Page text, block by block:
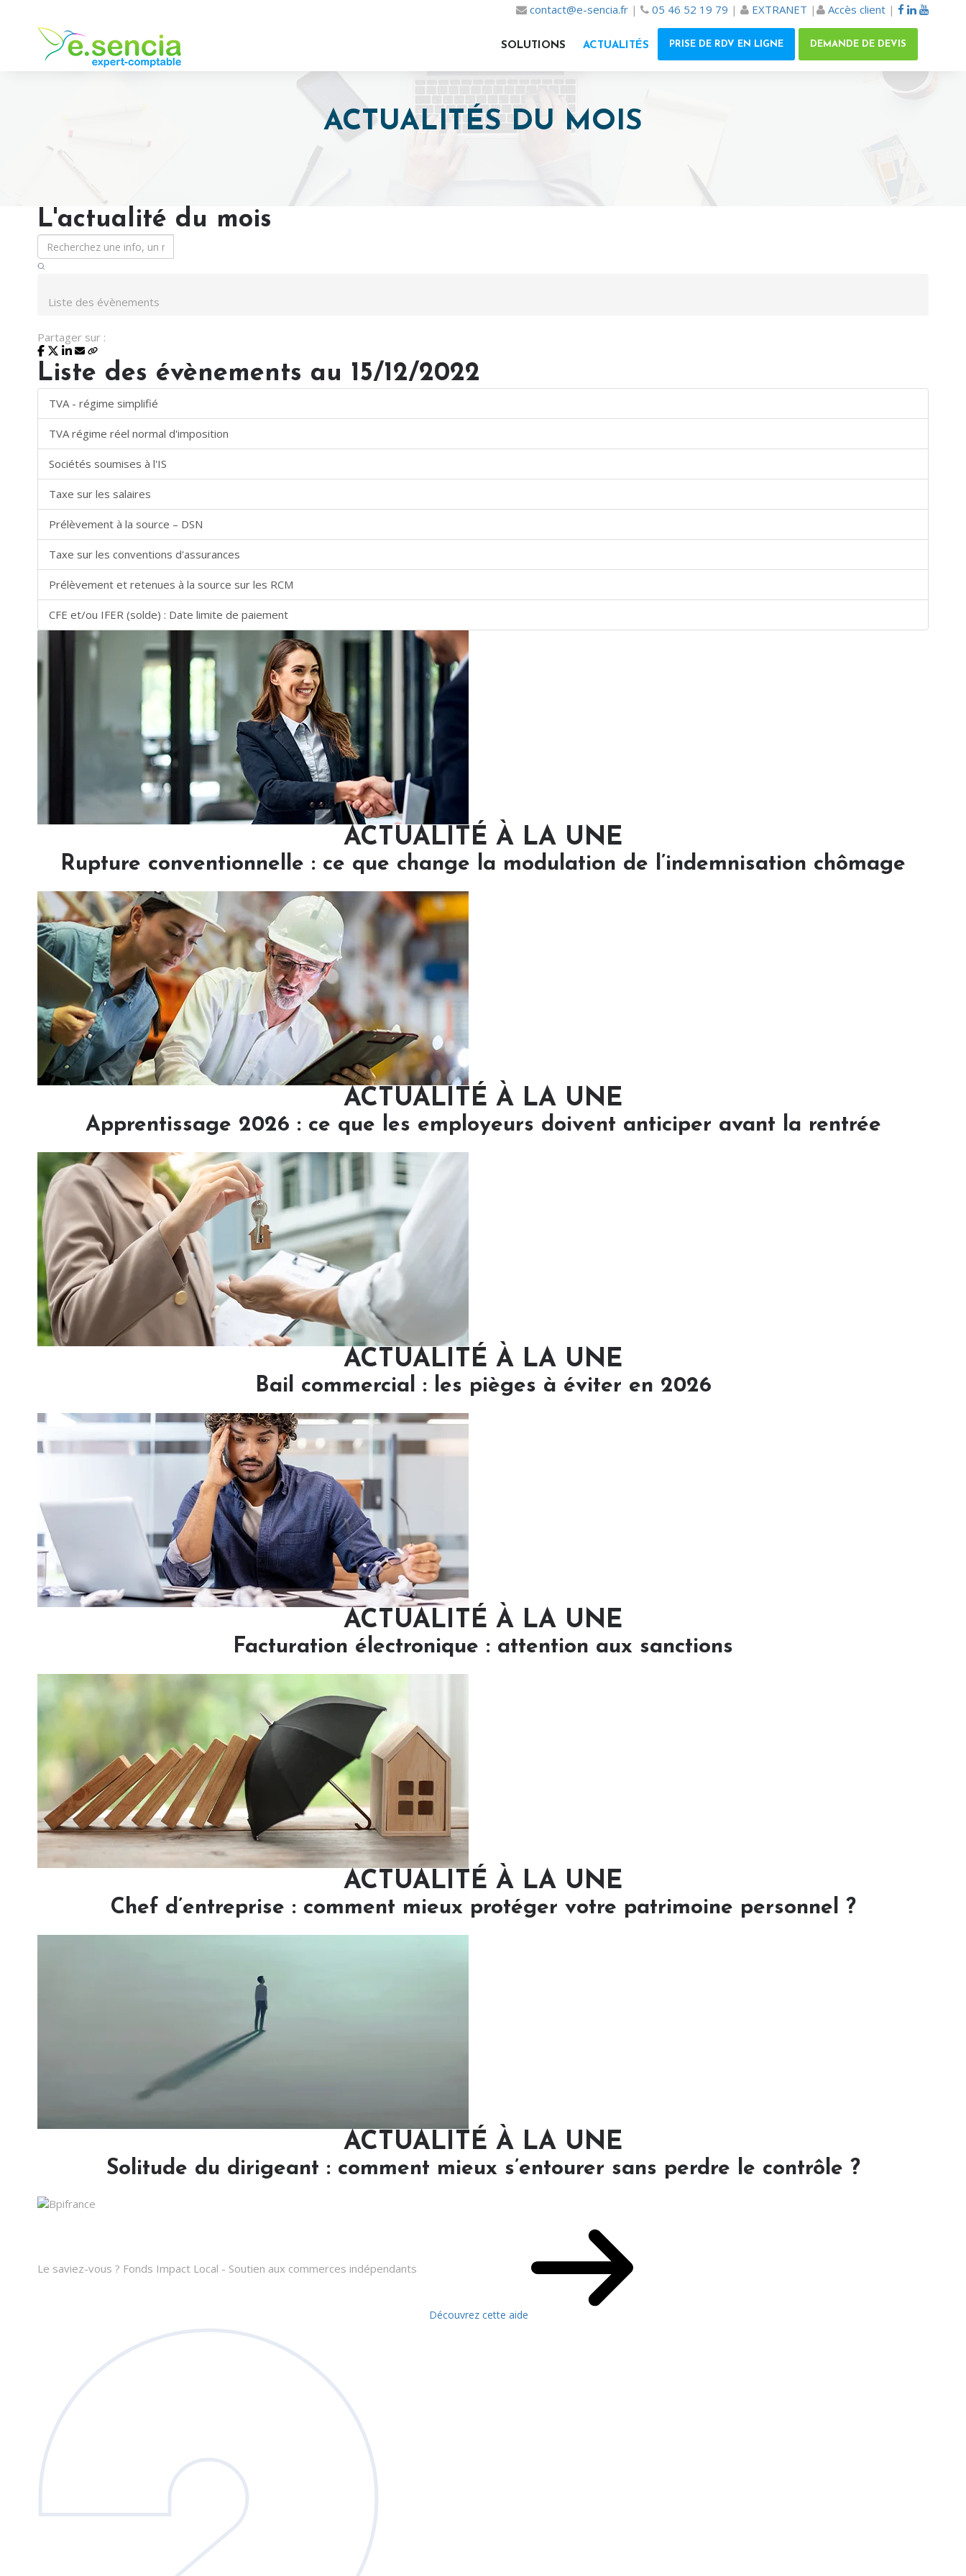
contact@e-sencia.fr | 05 46 52 19 79 | EXTRANET | Accès client |
SOLUTIONS ACTUALITÉS PRISE DE RDV EN LIGNE DEMANDE DE DEVIS
ACTUALITÉS DU MOIS
L'actualité du mois
Liste des évènements
Partager sur :
Liste des évènements au 15/12/2022
TVA - régime simplifié
TVA régime réel normal d'imposition
Sociétés soumises à l'IS
Taxe sur les salaires
Prélèvement à la source – DSN
Taxe sur les conventions d'assurances
Prélèvement et retenues à la source sur les RCM
CFE et/ou IFER (solde) : Date limite de paiement
ACTUALITÉ À LA UNE
Rupture conventionnelle : ce que change la modulation de l’indemnisation chômage
ACTUALITÉ À LA UNE
Apprentissage 2026 : ce que les employeurs doivent anticiper avant la rentrée
ACTUALITÉ À LA UNE
Bail commercial : les pièges à éviter en 2026
ACTUALITÉ À LA UNE
Facturation électronique : attention aux sanctions
ACTUALITÉ À LA UNE
Chef d’entreprise : comment mieux protéger votre patrimoine personnel ?
ACTUALITÉ À LA UNE
Solitude du dirigeant : comment mieux s’entourer sans perdre le contrôle ?
Le saviez-vous ? Fonds Impact Local - Soutien aux commerces indépendants
Découvrez cette aide